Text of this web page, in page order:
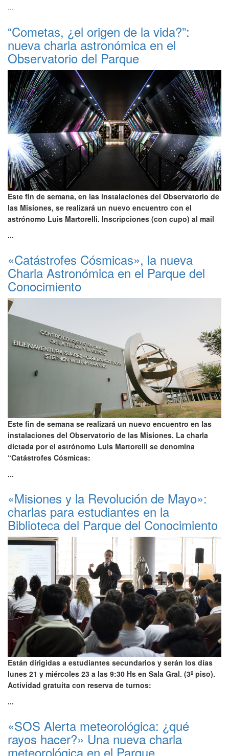
...
“Cometas, ¿el origen de la vida?”:
nueva charla astronómica en el
Observatorio del Parque
Este fin de semana, en las instalaciones del Observatorio de
las Misiones, se realizará un nuevo encuentro con el
astrónomo Luis Martorelli. Inscripciones (con cupo) al mail
...
«Catástrofes Cósmicas», la nueva
Charla Astronómica en el Parque del
Conocimiento
Este fin de semana se realizará un nuevo encuentro en las
instalaciones del Observatorio de las Misiones. La charla
dictada por el astrónomo Luis Martorelli se denomina
“Catástrofes Cósmicas:
...
«Misiones y la Revolución de Mayo»:
charlas para estudiantes en la
Biblioteca del Parque del Conocimiento
Están dirigidas a estudiantes secundarios y serán los días
lunes 21 y miércoles 23 a las 9:30 Hs en Sala Gral. (3º piso).
Actividad gratuita con reserva de turnos:
...
«SOS Alerta meteorológica: ¿qué
rayos hacer?» Una nueva charla
meteorológica en el Parque